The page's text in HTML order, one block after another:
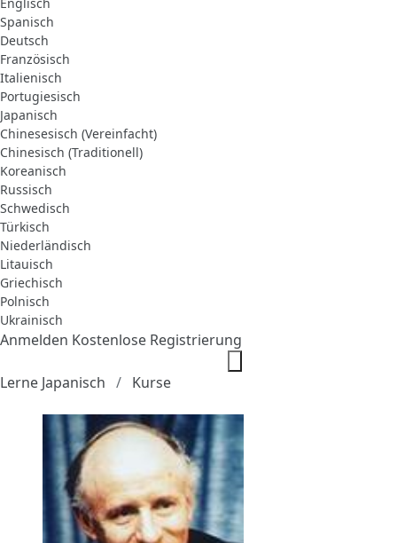
Spanisch
Deutsch
Französisch
Italienisch
Portugiesisch
Japanisch
Chinesesisch (Vereinfacht)
Chinesisch (Traditionell)
Koreanisch
Russisch
Schwedisch
Türkisch
Niederländisch
Litauisch
Griechisch
Polnisch
Ukrainisch
Anmelden Kostenlose Registrierung
Lerne Japanisch Kurse